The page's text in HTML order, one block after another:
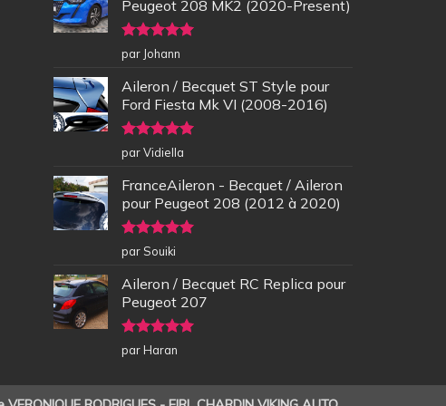
Peugeot 208 MK2 (2020-Present)
Note5sur
5
par Johann
Aileron / Becquet ST Style pour
Ford Fiesta Mk VI (2008-2016)
Note5sur
5
par Vidiella
FranceAileron - Becquet / Aileron
pour Peugeot 208 (2012 à 2020)
Note5sur
5
par Souiki
Aileron / Becquet RC Replica pour
Peugeot 207
Note5sur
5
par Haran